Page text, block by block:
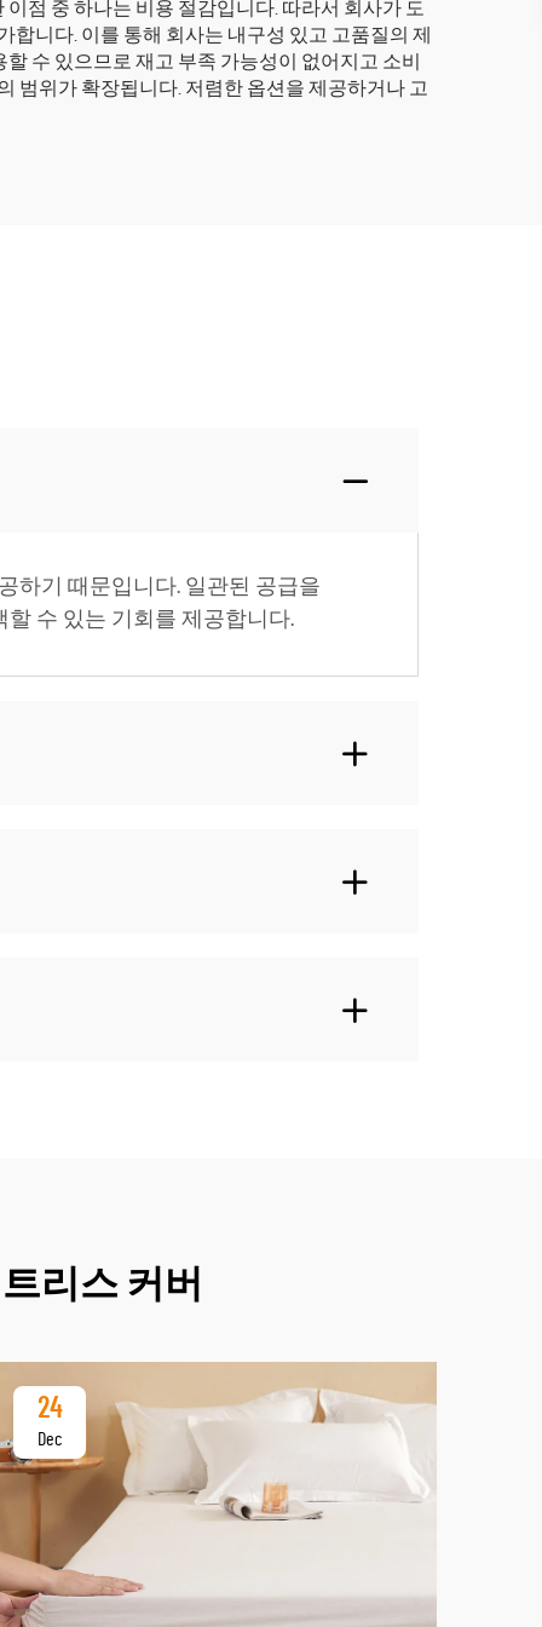
점 중 하나는 비용 절감입니다. 따라서 회사가 도
니다. 이를 통해 회사는 내구성 있고 고품질의 제
수 있으므로 재고 부족 가능성이 없어지고 소비
범위가 확장됩니다. 저렴한 옵션을 제공하거나 고
하기 때문입니다. 일관된 공급을
수 있는 기회를 제공합니다.
리스 커버
24
Dec